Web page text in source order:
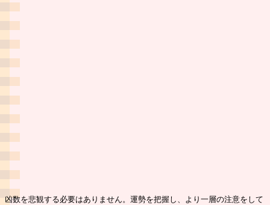
凶数を悲観する必要はありません。運勢を把握し、より一層の注意をして